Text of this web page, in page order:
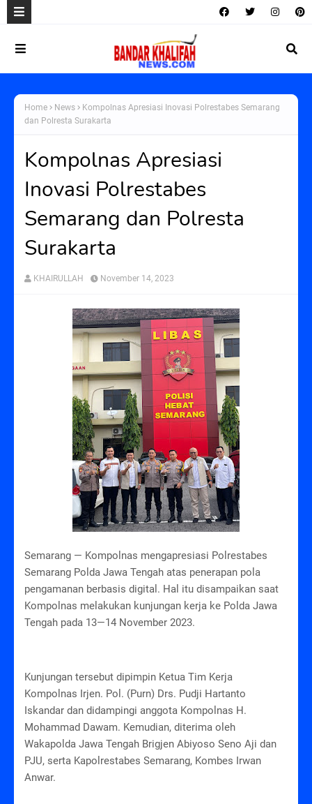
Home News
Kompolnas Apresiasi Inovasi Polrestabes Semarang
dan Polresta Surakarta
Kompolnas Apresiasi
Inovasi Polrestabes
Semarang dan Polresta
Surakarta
KHAIRULLAH November 14, 2023
Semarang — Kompolnas mengapresiasi Polrestabes
Semarang Polda Jawa Tengah atas penerapan pola
pengamanan berbasis digital. Hal itu disampaikan saat
Kompolnas melakukan kunjungan kerja ke Polda Jawa
Tengah pada 13—14 November 2023.
Kunjungan tersebut dipimpin Ketua Tim Kerja
Kompolnas Irjen. Pol. (Purn) Drs. Pudji Hartanto
Iskandar dan didampingi anggota Kompolnas H.
Mohammad Dawam. Kemudian, diterima oleh
Wakapolda Jawa Tengah Brigjen Abiyoso Seno Aji dan
PJU, serta Kapolrestabes Semarang, Kombes Irwan
Anwar.